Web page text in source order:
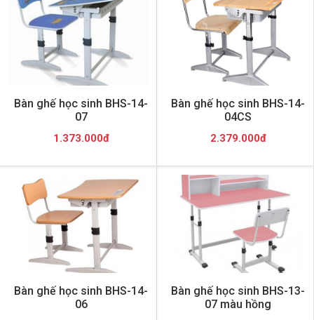
Bàn ghế học sinh BHS-14-
07
1.373.000đ
Bàn ghế học sinh BHS-14-
04CS
2.379.000đ
Bàn ghế học sinh BHS-14-
06
Bàn ghế học sinh BHS-13-
07 màu hồng